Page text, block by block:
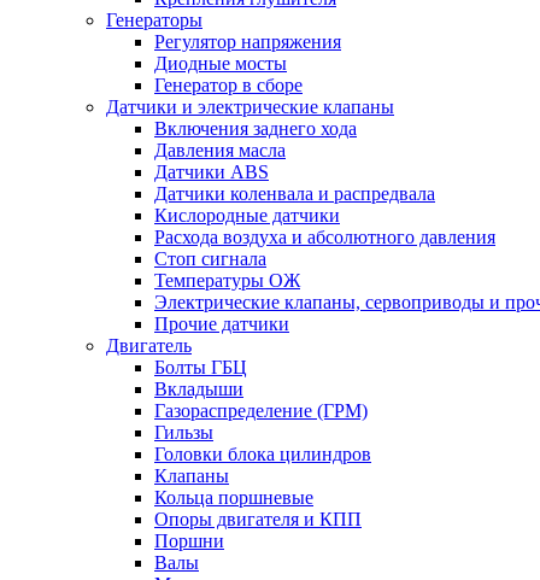
Генераторы
Регулятор напряжения
Диодные мосты
Генератор в сборе
Датчики и электрические клапаны
Включения заднего хода
Давления масла
Датчики ABS
Датчики коленвала и распредвала
Кислородные датчики
Расхода воздуха и абсолютного давления
Стоп сигнала
Температуры ОЖ
Электрические клапаны, сервоприводы и
Прочие датчики
Двигатель
Болты ГБЦ
Вкладыши
Газораспределение (ГРМ)
Гильзы
Головки блока цилиндров
Клапаны
Кольца поршневые
Опоры двигателя и КПП
Поршни
Валы